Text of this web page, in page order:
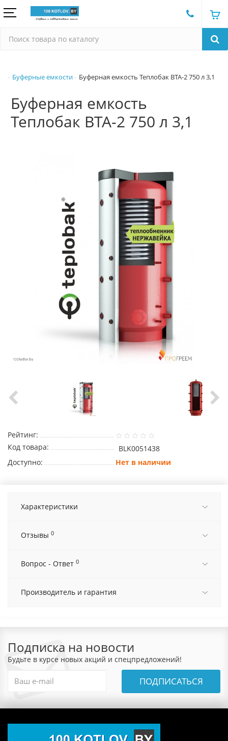
Буферные емкости Буферная емкость Теплобак ВТА-2 750 л 3,1
Буферная емкость
Теплобак ВТА-2 750 л 3,1
Рейтинг:
Код товара:
BLK0051438
Доступно:
Нет в наличии
Характеристики
Отзывы 0
Вопрос - Ответ 0
Производитель и гарантия
Подписка на новости
Будьте в курсе новых акций и спецпредложений!
ПОДПИСАТЬСЯ